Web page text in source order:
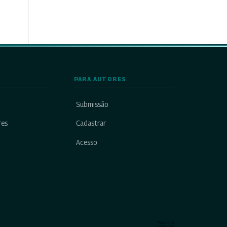
PARA AUTORES
Submissão
Cadastrar
Acesso